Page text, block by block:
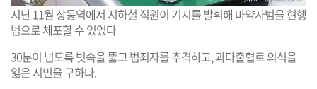
지난 11월 상동역에서 지하철 직원이 기지를 발휘해 마약사범을 현행
범으로 체포할 수 있었다
30분이 넘도록 빗속을 뚫고 범죄자를 추격하고, 과다출혈로 의식을
잃은 시민을 구하다.